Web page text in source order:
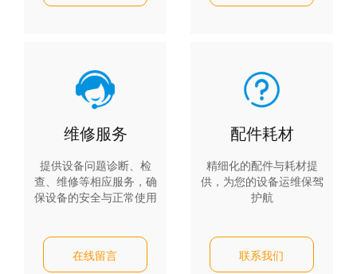
维修服务
提供设备问题诊断、检
查、维修等相应服务，确
保设备的安全与正常使用
在线留言
配件耗材
精细化的配件与耗材提
供，为您的设备运维保驾
护航
联系我们